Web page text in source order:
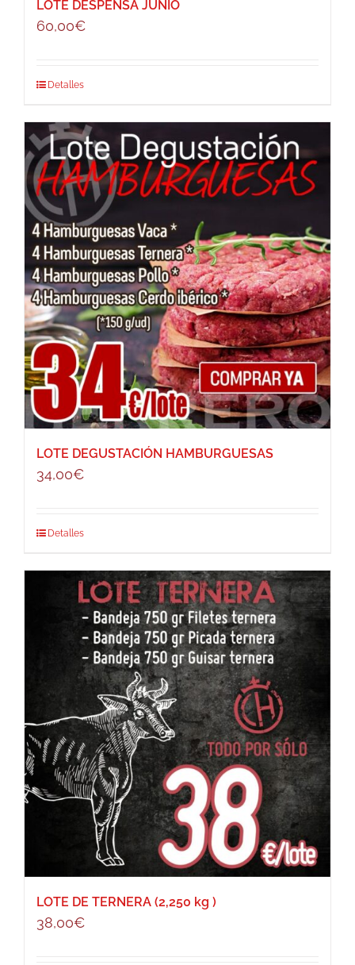
LOTE DESPENSA JUNIO
60,00€
Detalles
LOTE DEGUSTACIÓN HAMBURGUESAS
34,00€
Detalles
LOTE DE TERNERA (2,250 kg )
38,00€